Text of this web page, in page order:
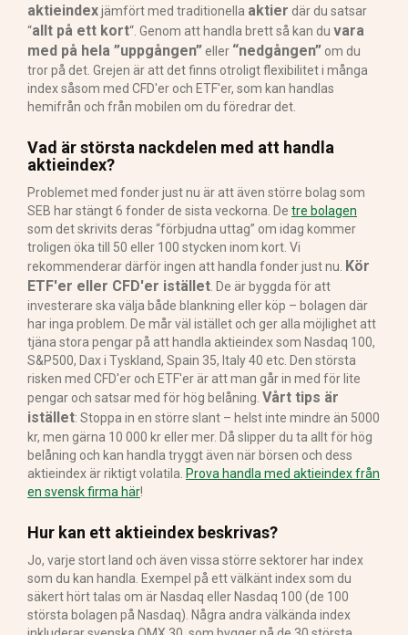
aktieindexjämfört med traditionella aktier där du satsar
“allt på ett kort“. Genom att handla brett så kan du vara
med på hela ”uppgången”eller “nedgången” om du
tror på det. Grejen är att det finns otroligt flexibilitet i många
index såsom med CFD'er och ETF'er, som kan handlas
hemifrån och från mobilen om du föredrar det.
Vad är största nackdelen med att handla
aktieindex?
Problemet med fonder just nu är att även större bolag som
SEB har stängt 6 fonder de sista veckorna. De tre bolagen
som det skrivits deras “förbjudna uttag” om idag kommer
troligen öka till 50 eller 100 stycken inom kort. Vi
rekommenderar därför ingen att handla fonder just nu. Kör
ETF'er eller CFD'er istället . De är byggda för att
investerare ska välja både blankning eller köp – bolagen där
har inga problem. De mår väl istället och ger alla möjlighet att
tjäna stora pengar på att handla aktieindex som Nasdaq 100,
S&P500, Dax i Tyskland, Spain 35, Italy 40 etc. Den största
risken med CFD'er och ETF'er är att man går in med för lite
pengar och satsar med för hög belåning. Vårt tips är
istället: Stoppa in en större slant – helst inte mindre än 5000
kr, men gärna 10 000 kr eller mer. Då slipper du ta allt för hög
belåning och kan handla tryggt även när börsen och dess
aktieindex är riktigt volatila. Prova handla med aktieindex från
en svensk firma här!
Hur kan ett aktieindex beskrivas?
Jo, varje stort land och även vissa större sektorer har index
som du kan handla. Exempel på ett välkänt index som du
säkert hört talas om är Nasdaq eller Nasdaq 100 (de 100
största bolagen på Nasdaq). Några andra välkända index